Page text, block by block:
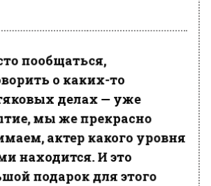
пообщаться,
о каких-то
делах — уже
мы же прекрасно
актер какого уровня
находится. И это
подарок для этого